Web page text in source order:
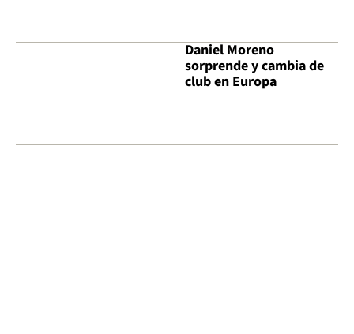
Daniel Moreno
sorprende y cambia de
club en Europa